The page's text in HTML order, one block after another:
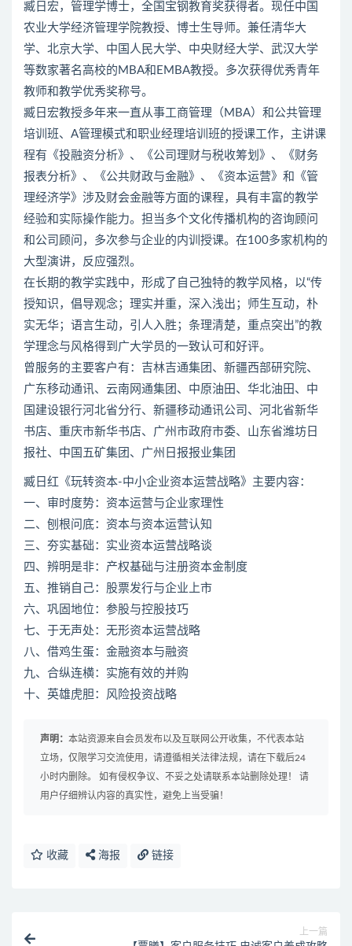
臧日宏，管理学博士，全国宝钢教育奖获得者。现任中国
农业大学经济管理学院教授、博士生导师。兼任清华大
学、北京大学、中国人民大学、中央财经大学、武汉大学
等数家著名高校的MBA和EMBA教授。多次获得优秀青年
教师和教学优秀奖称号。
臧日宏教授多年来一直从事工商管理（MBA）和公共管理
培训班、A管理模式和职业经理培训班的授课工作，主讲课
程有《投融资分析》、《公司理财与税收筹划》、《财务
报表分析》、《公共财政与金融》、《资本运营》和《管
理经济学》涉及财会金融等方面的课程，具有丰富的教学
经验和实际操作能力。担当多个文化传播机构的咨询顾问
和公司顾问，多次参与企业的内训授课。在100多家机构的
大型演讲，反应强烈。
在长期的教学实践中，形成了自己独特的教学风格，以“传
授知识，倡导观念；理实并重，深入浅出；师生互动，朴
实无华；语言生动，引人入胜；条理清楚，重点突出”的教
学理念与风格得到广大学员的一致认可和好评。
曾服务的主要客户有：吉林吉通集团、新疆西部研究院、
广东移动通讯、云南网通集团、中原油田、华北油田、中
国建设银行河北省分行、新疆移动通讯公司、河北省新华
书店、重庆市新华书店、广州市政府市委、山东省潍坊日
报社、中国五矿集团、广州日报报业集团
臧日红《玩转资本-中小企业资本运营战略》主要内容：
一、审时度势：资本运营与企业家理性
二、刨根问底：资本与资本运营认知
三、夯实基础：实业资本运营战略谈
四、辨明是非：产权基础与注册资本金制度
五、推销自己：股票发行与企业上市
六、巩固地位：参股与控股技巧
七、于无声处：无形资本运营战略
八、借鸡生蛋：金融资本与融资
九、合纵连横：实施有效的并购
十、英雄虎胆：风险投资战略
声明： 本站资源来自会员发布以及互联网公开收集，不代表本站
立场，仅限学习交流使用，请遵循相关法律法规，请在下载后24
小时内删除。 如有侵权争议、不妥之处请联系本站删除处理！ 请
用户仔细辨认内容的真实性，避免上当受骗！
收藏 海报 链接
上一篇